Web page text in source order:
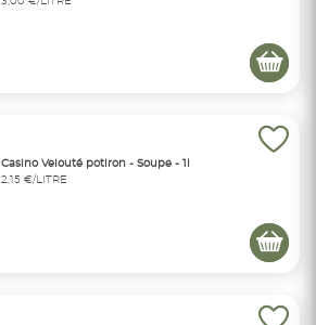
Casino Velouté potiron - Soupe - 1l
2,15 €/LITRE